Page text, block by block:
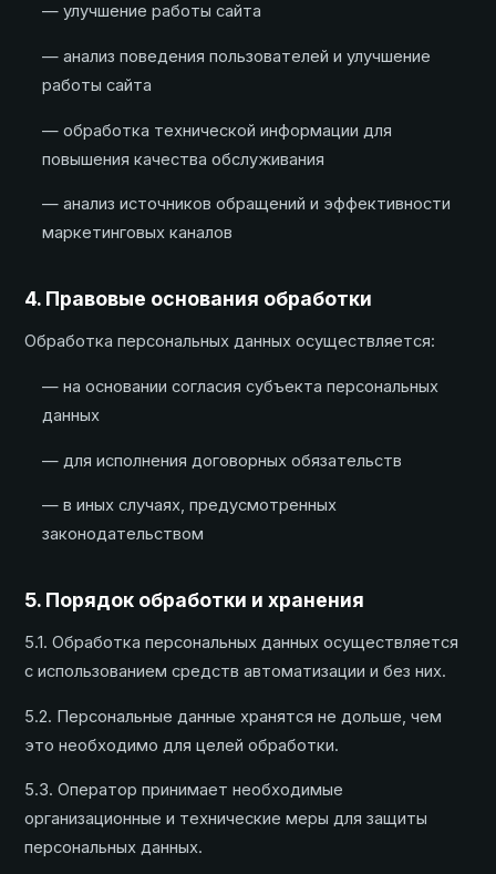
— улучшение работы сайта
— анализ поведения пользователей и улучшение
работы сайта
— обработка технической информации для
повышения качества обслуживания
— анализ источников обращений и эффективности
маркетинговых каналов
4. Правовые основания обработки
Обработка персональных данных осуществляется:
— на основании согласия субъекта персональных
данных
— для исполнения договорных обязательств
— в иных случаях, предусмотренных
законодательством
5. Порядок обработки и хранения
5.1. Обработка персональных данных осуществляется
с использованием средств автоматизации и без них.
5.2. Персональные данные хранятся не дольше, чем
это необходимо для целей обработки.
5.3. Оператор принимает необходимые
организационные и технические меры для защиты
персональных данных.